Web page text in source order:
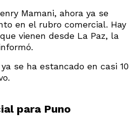
Mamani, ahora ya se
en el rubro comercial. Hay
vienen desde La Paz, la
se ha estancado en casi 10
para Puno